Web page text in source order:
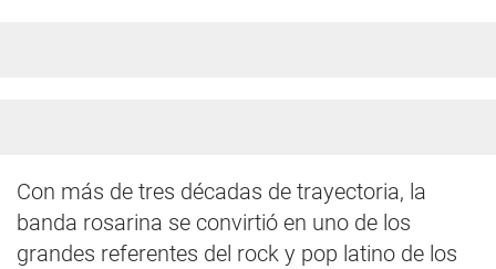
Con más de tres décadas de trayectoria, la
banda rosarina se convirtió en uno de los
grandes referentes del rock y pop latino de los